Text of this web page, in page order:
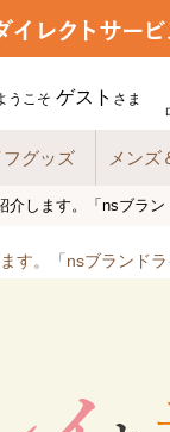
うこそ ゲスト さま
フグッズ メンズ
します。「nsブラン
す。「nsブランド